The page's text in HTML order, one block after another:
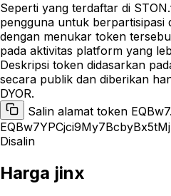
Seperti yang terdaftar di
pengguna untuk berpartisipasi
dengan menukar token
pada aktivitas platform yang
Deskripsi token didasarkan
secara publik dan diberikan
DYOR.
Salin alamat token
Disalin
Harga jinx